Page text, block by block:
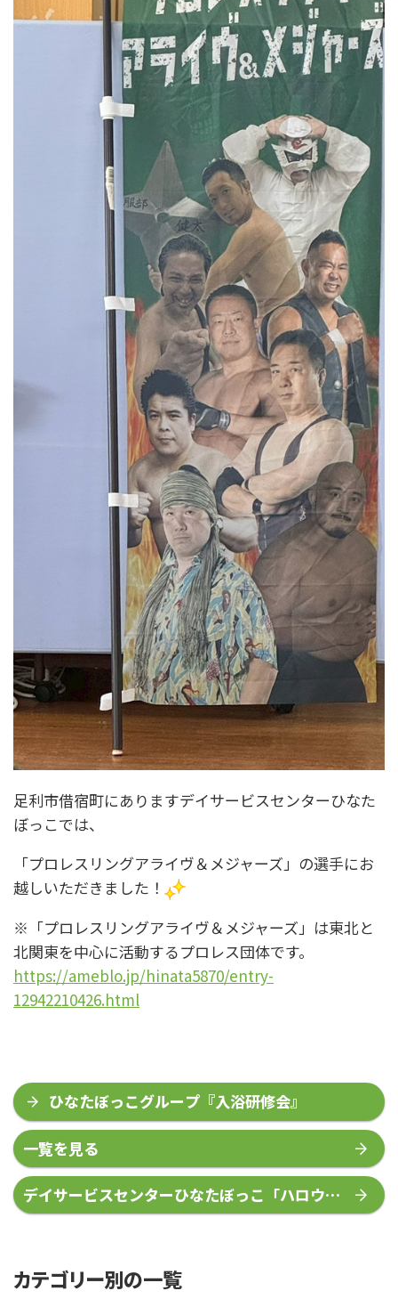
足利市借宿町にありますデイサービスセンターひなた
ぼっこでは、
「プロレスリングアライヴ＆メジャーズ」の選手にお
越しいただきました！
※「プロレスリングアライヴ＆メジャーズ」は東北と
北関東を中心に活動するプロレス団体です。
https://ameblo.jp/hinata5870/entry-
12942210426.html
ひなたぼっこグループ『入浴研修会』
一覧を見る
デイサービスセンターひなたぼっこ「ハロウィ
ンパーティー」
カテゴリー別の一覧